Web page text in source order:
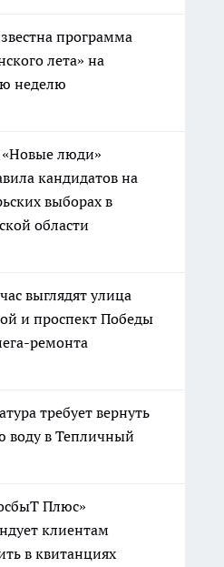
программа
лета» на
неделю
люди»
кандидатов на
выборах в
области
выглядят улица
и проспект Победы
ремонта
требует вернуть
воду в Тепличный
Плюс»
клиентам
в квитанциях